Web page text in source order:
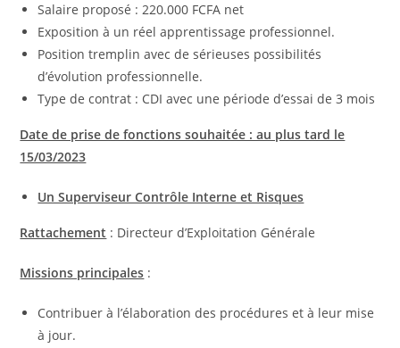
Salaire proposé : 220.000 FCFA net
Exposition à un réel apprentissage professionnel.
Position tremplin avec de sérieuses possibilités
d’évolution professionnelle.
Type de contrat : CDI avec une période d’essai de 3 mois
Date de prise de fonctions souhaitée : au plus tard le
15/03/2023
Un Superviseur Contrôle Interne et Risques
Rattachement : Directeur d’Exploitation Générale
Missions principales :
Contribuer à l’élaboration des procédures et à leur mise
à jour.